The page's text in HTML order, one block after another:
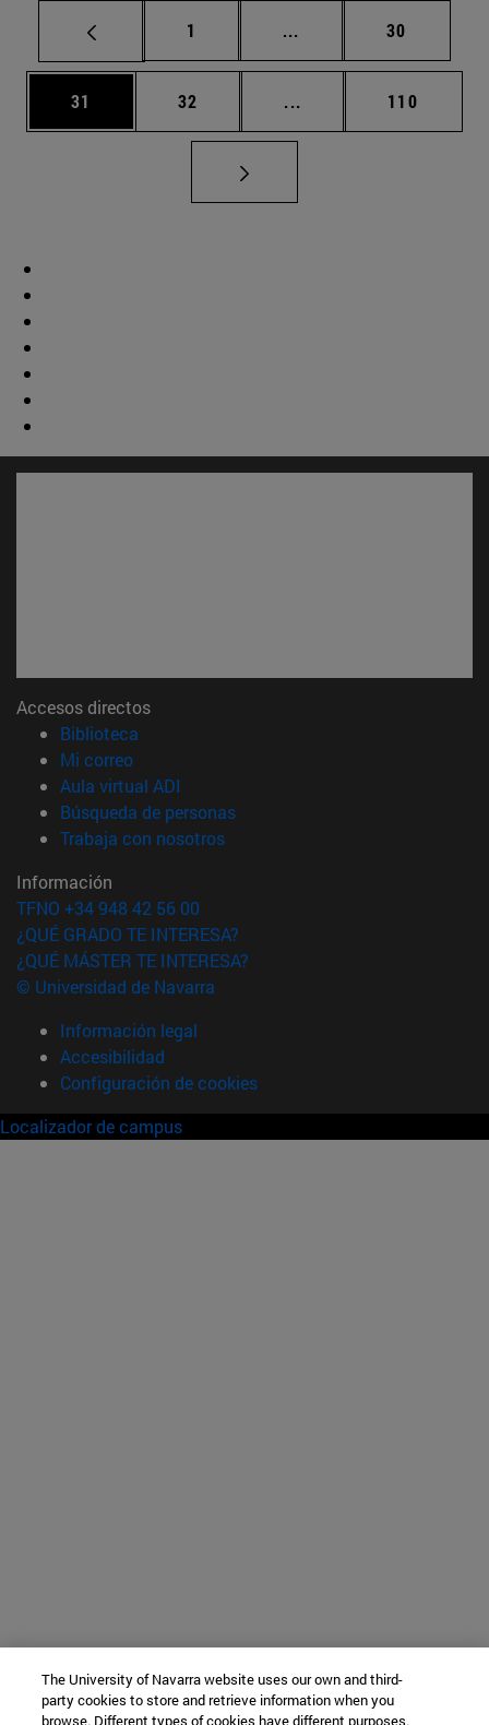
Página
1 ... Páginas intermedias
Página
30
Página
31 Página
32 ... Páginas intermedias
Página
110
Accesos directos
Biblioteca
Mi correo(abre en nueva ventana)
Aula virtual ADI
Búsqueda de personas(abre en nueva ventana)
Trabaja con nosotros(abre en nueva ventana)
Información
TFNO +34 948 42 56 00
¿QUÉ GRADO TE INTERESA?
¿QUÉ MÁSTER TE INTERESA?
© Universidad de Navarra
Información legal
Accesibilidad
Configuración de cookies
Localizador de campus
The University of Navarra website uses our own and third-
party cookies to store and retrieve information when you
browse. Different types of cookies have different purposes.